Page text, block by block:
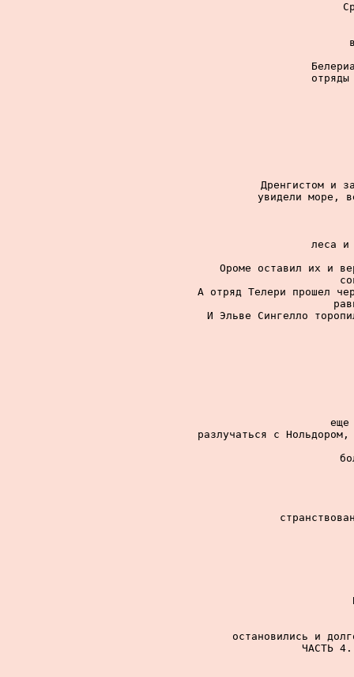
Дренгистом и
увидели море,
леса и
Ороме оставил их и
А отряд Телери прошел
И Эльве Сингелло
еще
разлучаться с
остановились и
ЧАСТЬ